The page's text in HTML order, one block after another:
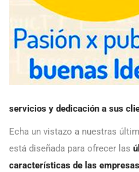
servicios y dedicación a sus
Echa un vistazo a nuestras
está diseñada para ofrecer las
características de las empresas